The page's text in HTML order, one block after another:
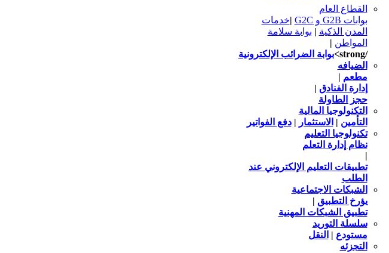
القطاع العام
بوابات G2B و G2C
|خدمات
المدن الذكية | بوابة سلامة
المواطن |
/strong>
بوابة الضرائب الإلكترونية
الضيافه
مطعم |
إدارة الفنادق |
حجز الطاولة
التكنولوجيا المالية
التأمين | الاستثمار |دفع الفواتير
تكنولوجيا التعليم
نظام إدارة التعلم
|
تطبيقات التعليم الإلكتروني عند
الطلب
الشبكات الاجتماعية
يؤرخ التطبيق |
تطبيق الشبكات المهنية
سلسلة التوريد
مستودع | النقل
التجزئه